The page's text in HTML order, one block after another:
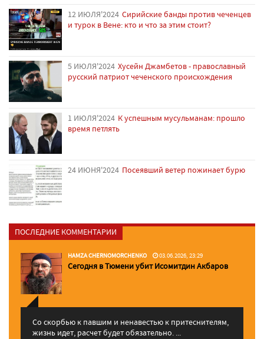
12 ИЮЛЯ'2024 Сирийские банды против чеченцев
и турок в Вене: кто и что за этим стоит?
5 ИЮЛЯ'2024 Хусейн Джамбетов - православный
русский патриот чеченского происхождения
1 ИЮЛЯ'2024 К успешным мусульманам: прошло
время петлять
24 ИЮНЯ'2024 Посеявший ветер пожинает бурю
ПОСЛЕДНИЕ КОММЕНТАРИИ
HAMZA CHERNOMORCHENKO 03.06.2026, 23:29
Сегодня в Тюмени убит Исомитдин Акбаров
Со скорбью к павшим и ненавестью к притеснителям,
жизнь идет, расчет будет обязательно. ...